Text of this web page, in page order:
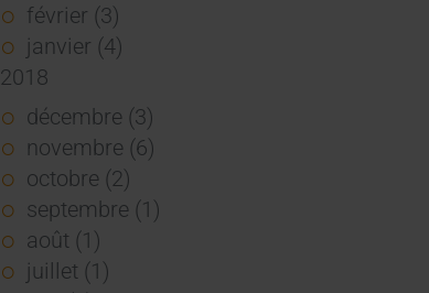
février (3)
janvier (4)
2018
décembre (3)
novembre (6)
octobre (2)
septembre (1)
août (1)
juillet (1)